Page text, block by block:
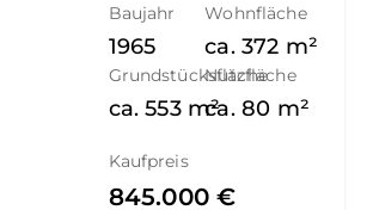
Baujahr
1965
Wohnfläche
ca. 372 m²
Grundstücksfläche
ca. 553 m²
Nutzfläche
ca. 80 m²
Kaufpreis
845.000 €